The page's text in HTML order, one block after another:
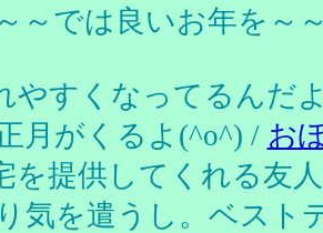
～では良いお年を～
やすくなってるんだ
月がくるよ(^o^) / お
を提供してくれる友
気を遣うし。ベスト